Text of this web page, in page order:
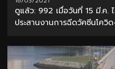
ดูแล้ว: 992 เมื่อวันที่ 15 มี.ค.
ประสานงานการฉีดวัคซีนโควิด